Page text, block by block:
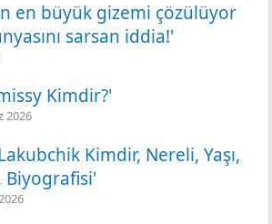
en büyük gizemi çözülüyor
sarsan iddia!'
Kimdir?'
2026
Kimdir, Nereli, Yaşı,
Biyografisi'